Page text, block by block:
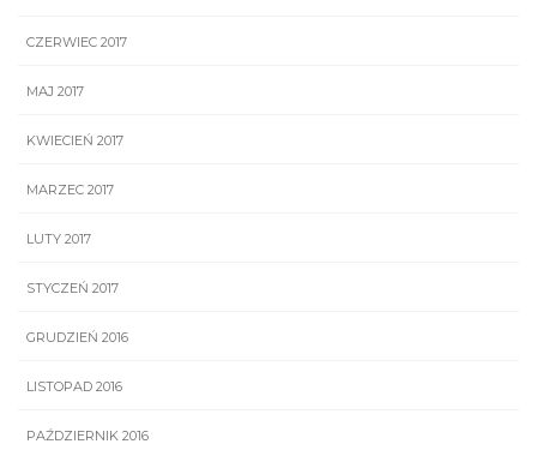
CZERWIEC 2017
MAJ 2017
KWIECIEŃ 2017
MARZEC 2017
LUTY 2017
STYCZEŃ 2017
GRUDZIEŃ 2016
LISTOPAD 2016
PAŹDZIERNIK 2016